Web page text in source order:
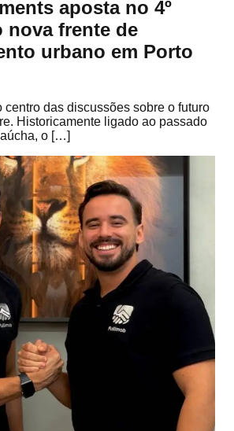
aposta no 4º
nova frente de
urbano em Porto
centro das discussões sobre o futuro
Historicamente ligado ao passado
o […]